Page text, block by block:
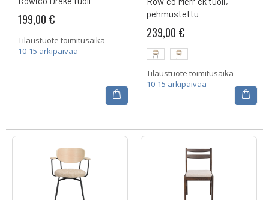
199,00 €
Tilaustuote toimitusaika
10-15 arkipäivää
pehmustettu
239,00 €
Tilaustuote toimitusaika
10-15 arkipäivää